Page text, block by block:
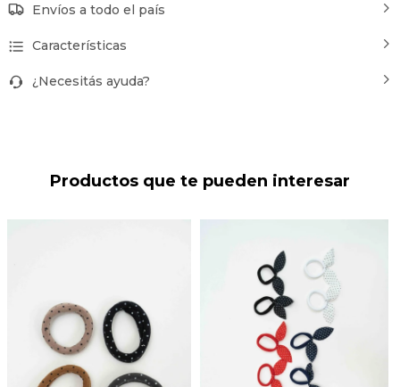
Envíos a todo el país
Características
¿Necesitás ayuda?
Productos que te pueden interesar